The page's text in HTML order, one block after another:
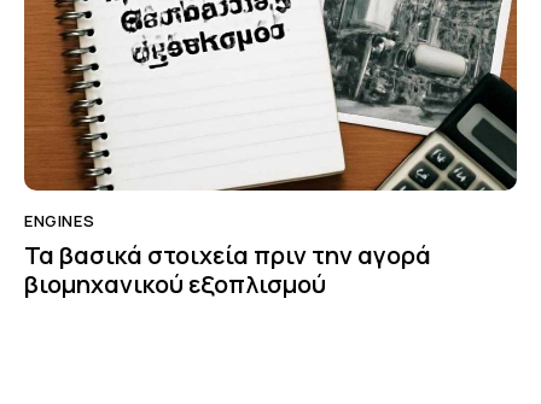
ENGINES
Τα βασικά στοιχεία πριν την αγορά
βιομηχανικού εξοπλισμού